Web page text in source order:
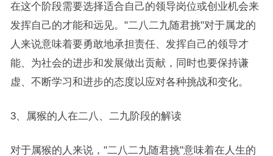
在这个阶段需要选择适合自己的领导岗位或创业机会来
发挥自己的才能和远见。"二八二九随君挑"对于属龙的
人来说意味着要勇敢地承担责任、发挥自己的领导才
能、为社会的进步和发展做出贡献，同时也要保持谦
虚、不断学习和进步的态度以应对各种挑战和变化。
3、属猴的人在二八、二九阶段的解读
对于属猴的人来说，"二八二九随君挑"意味着在人生的